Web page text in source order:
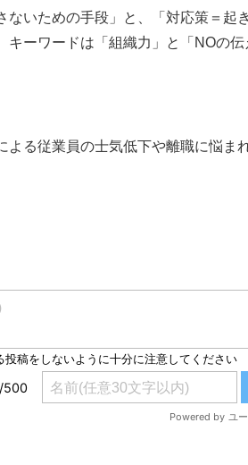
ないための手段」と、「対応策＝起
キーワードは「組織力」と「NOの
よる従業員の士気低下や離職に悩ま